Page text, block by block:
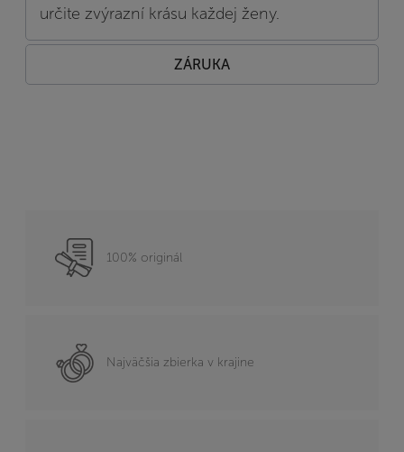
určite zvýrazní krásu každej ženy.
ZÁRUKA
100% originál
Najväčšia zbierka v krajine